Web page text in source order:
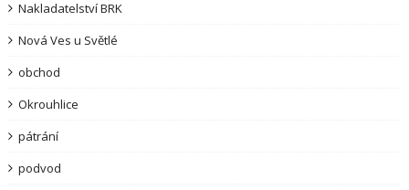
Nakladatelství BRK
Nová Ves u Světlé
obchod
Okrouhlice
pátrání
podvod